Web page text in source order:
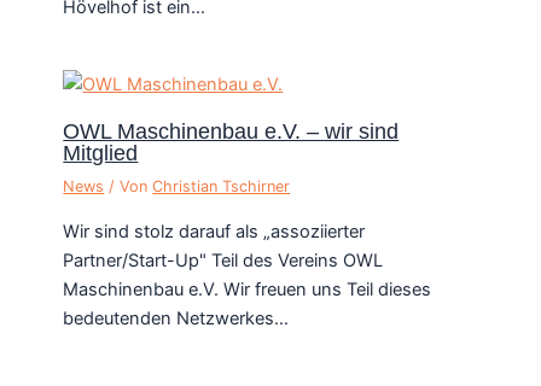
Hövelhof ist ein…
OWL Maschinenbau e.V. – wir sind
Mitglied
News / VonChristian Tschirner
Wir sind stolz darauf als „assoziierter
Partner/Start-Up" Teil des Vereins OWL
Maschinenbau e.V. Wir freuen uns Teil dieses
bedeutenden Netzwerkes…